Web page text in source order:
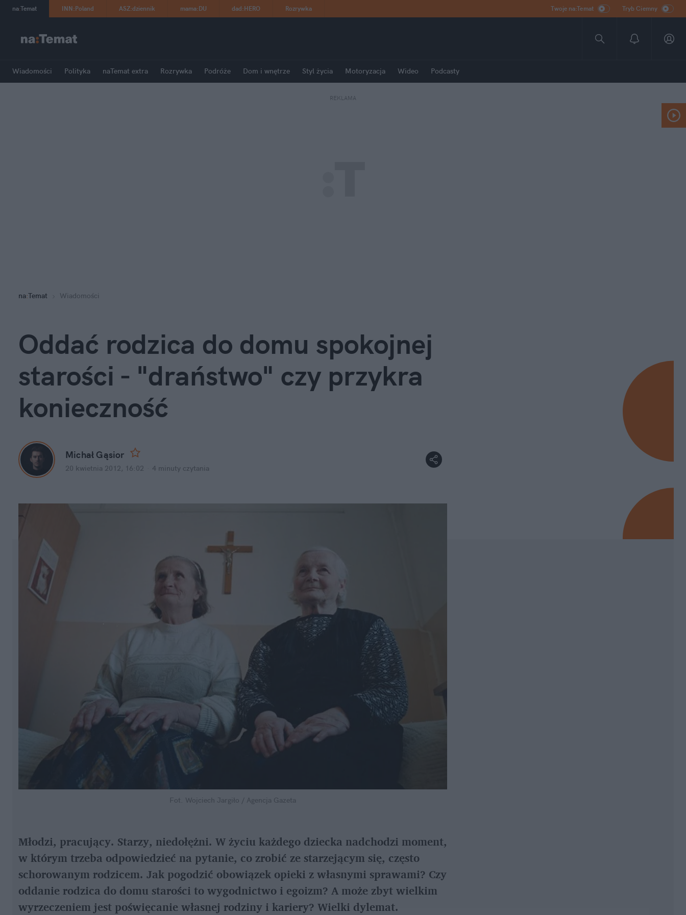
na:Temat INN:Poland ASZ:dziennik mama:DU dad:HERO Rozrywka Twoje na:Temat Tryb Ciemny
Wiadomości Polityka naTemat extra Rozrywka Podróże Dom i wnętrze Styl życia Motoryzacja Wideo Podcasty
REKLAMA
na:Temat Wiadomości
Oddać rodzica do domu spokojnej
starości - "draństwo" czy przykra
konieczność
Michał Gąsior
20 kwietnia 2012, 16:02 4 minuty czytania
Fot. Wojciech Jargiło / Agencja Gazeta
Młodzi, pracujący. Starzy, niedołężni. W życiu każdego dziecka nadchodzi moment,
w którym trzeba odpowiedzieć na pytanie, co zrobić ze starzejącym się, często
schorowanym rodzicem. Jak pogodzić obowiązek opieki z własnymi sprawami? Czy
oddanie rodzica do domu starości to wygodnictwo i egoizm? A może zbyt wielkim
wyrzeczeniem jest poświęcanie własnej rodziny i kariery? Wielki dylemat.